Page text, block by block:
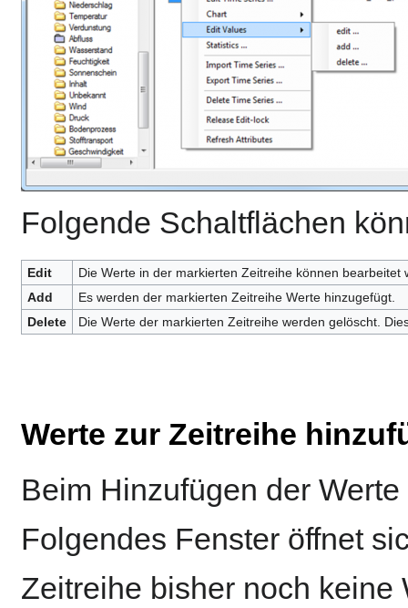
Folgende Schaltflächen
Edit
Die Werte in der markierten Zeitreihe können bearbeitet
Add
Es werden der markierten Zeitreihe Werte hinzugefügt.
Delete
Die Werte der markierten Zeitreihe werden gelöscht.
Werte zur Zeitreihe
Beim Hinzufügen der
Folgendes Fenster öffnet
Zeitreihe bisher noch keine